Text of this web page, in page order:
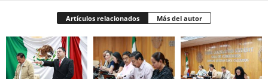
Artículos relacionados Más del autor